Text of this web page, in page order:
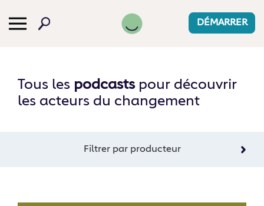
DÉMARRER
Tous les podcastspour découvrir
les acteurs du changement
Filtrer par producteur